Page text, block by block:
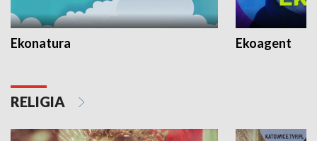
Ekonatura Ekoagent
RELIGIA